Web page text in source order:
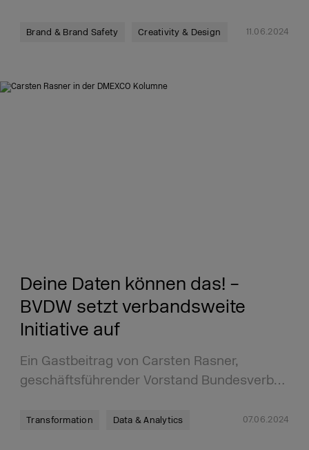
Brand & Brand Safety Creativity & Design 11.06.2024
Deine Daten können das! –
BVDW setzt verbandsweite
Initiative auf
Ein Gastbeitrag von Carsten Rasner,
geschäftsführender Vorstand Bundesverb…
Transformation Data & Analytics 07.06.2024